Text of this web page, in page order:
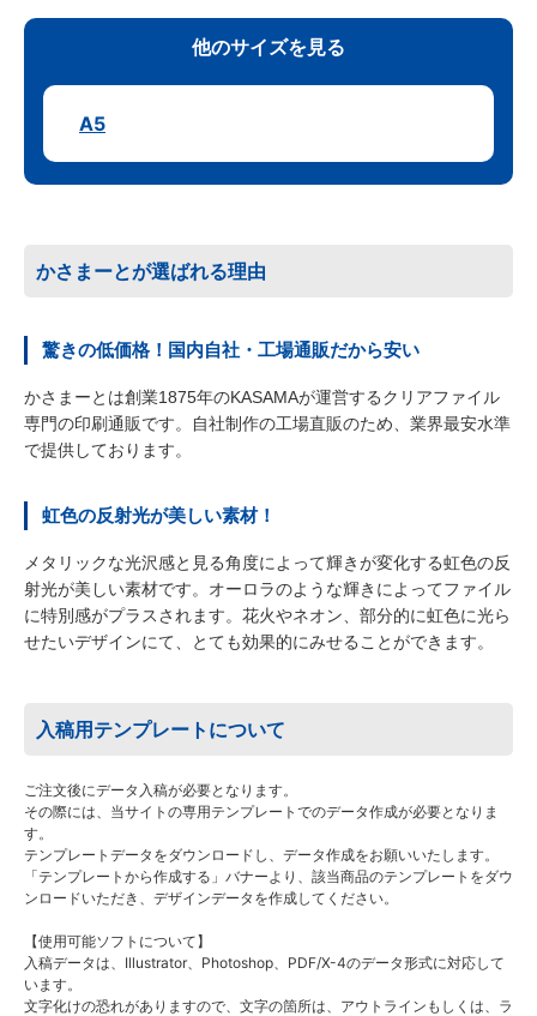
他のサイズを見る
A5
かさまーとが選ばれる理由
驚きの低価格！国内自社・工場通販だから安い
かさまーとは創業1875年のKASAMAが運営するクリアファイル
専門の印刷通販です。自社制作の工場直販のため、業界最安水準
で提供しております。
虹色の反射光が美しい素材！
メタリックな光沢感と見る角度によって輝きが変化する虹色の反
射光が美しい素材です。オーロラのような輝きによってファイル
に特別感がプラスされます。花火やネオン、部分的に虹色に光ら
せたいデザインにて、とても効果的にみせることができます。
入稿用テンプレートについて
ご注文後にデータ入稿が必要となります。
その際には、当サイトの専用テンプレートでのデータ作成が必要となりま
す。
テンプレートデータをダウンロードし、データ作成をお願いいたします。
「テンプレートから作成する」バナーより、該当商品のテンプレートをダウ
ンロードいただき、デザインデータを作成してください。
【使用可能ソフトについて】
入稿データは、Illustrator、Photoshop、PDF/X-4のデータ形式に対応して
います。
文字化けの恐れがありますので、文字の箇所は、アウトラインもしくは、ラ